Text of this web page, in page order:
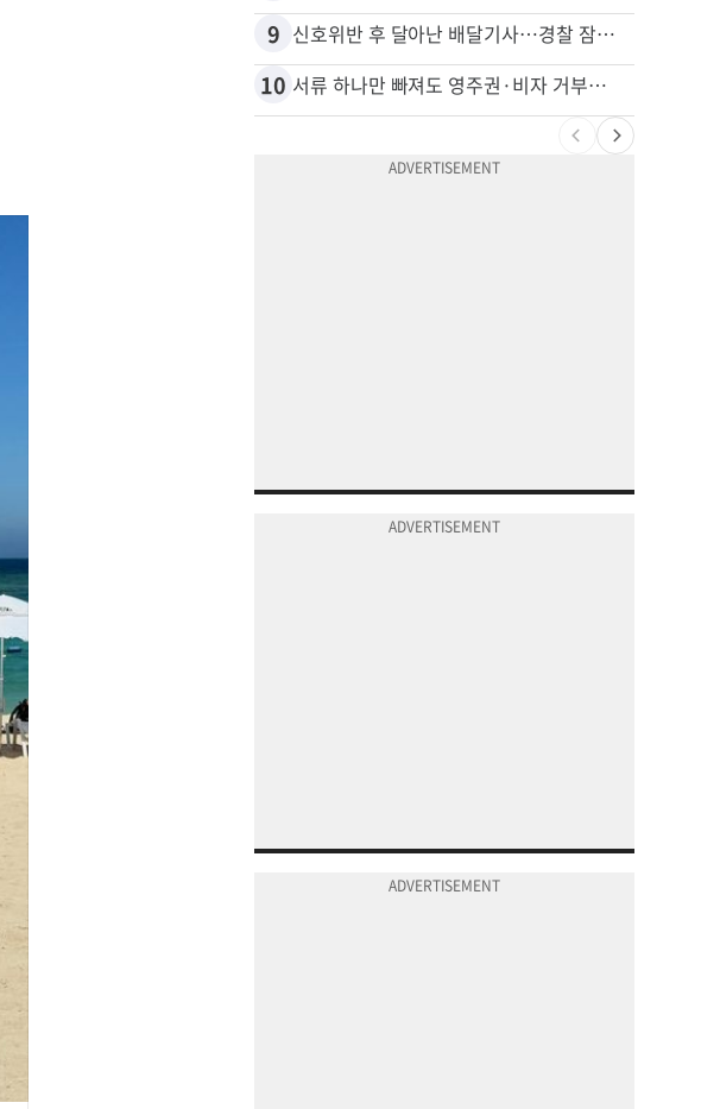
9 신호위반 후 달아난 배달기사…경찰 잠복해 잡고보니 ‘반전’
10 서류 하나만 빠져도 영주권·비자 거부…심사관 재량권 대폭 확대